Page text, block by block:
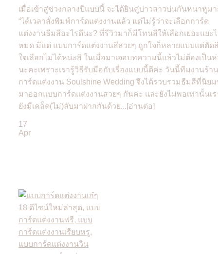
เมื่อเข้าสู่ช่วงกลางปีแบบนี้ จะได้ยินคู่บ่าวสาวบ่นกันหนาหูม
“ได้เวลาสั่งพิมพ์การ์ดแต่งงานแล้ว แต่ไม่รู้ว่าจะเลือกการ์ด
แต่งงานธีมสีอะไรดีนะ? ที่รีวิวมาก็มีโทนสีให้เลือกเยอะแยะ
หมด มีแต่ แบบการ์ดแต่งงานสีสวยๆ ถูกใจก็หลายแบบแต่ตัด
ใจเลือกไม่ได้หน่ะสิ ในเมื่อมาเจอบทความนี้แล้วไม่ต้องเป็นห่
นะคะเพราะเรารู้วิธีรับมือกับเรื่องแบบนี้ดีค่ะ วันนี้ทีมงานร้าน
การ์ดแต่งงาน Soulshine Wedding จึงได้รวบรวมธีมสีที่นิย
มาออกแบบการ์ดแต่งงานสวยๆ กันค่ะ และยังไม่พอเท่านั้นเร
ยังมีเคล็ด(ไม่)ลับมาฝากกันด้วย...[อ่านต่อ]
17
Apr